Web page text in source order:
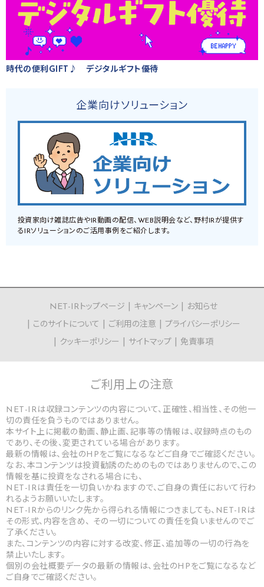
時代の便利GIFT♪ デジタルギフト優待
企業向けソリューション
投資家向け雑誌広告やIR動画の配信、WEB説明会など、野村IRが提供す
るIRソリューションのご活用事例をご紹介します。
NET-IRトップページ キャンペーン
お知らせ
このサイトについて
ご利用の注意
プライバシーポリシー
クッキーポリシー
サイトマップ 免責事項
ご利用上の注意
NET-IRは収録コンテンツの内容について、正確性、相当性、その他一
切の責任を負うものではありません。
本サイト上に掲載の動画、静止画、記事等の情報は、収録時点のもの
であり、その後、変更されている場合があります。
最新の情報は、会社のHPをご覧になるなどご自身でご確認ください。
なお、本コンテンツは投資勧誘のためのものではありませんので、この
情報を基に投資をなされる場合にも、
NET-IRは責任を一切負いかねますので、ご自身の責任において行わ
れるようお願いいたします。
NET-IRからのリンク先から得られる情報につきましても、NET-IRは
その形式、内容を含め、 その一切についての責任を負いませんのでご
了承ください。
また、コンテンツの内容に対する改変、修正、追加等の一切の行為を
禁止いたします。
個別の会社概要データの最新の情報は、会社のHPをご覧になるなど
ご自身でご確認ください。